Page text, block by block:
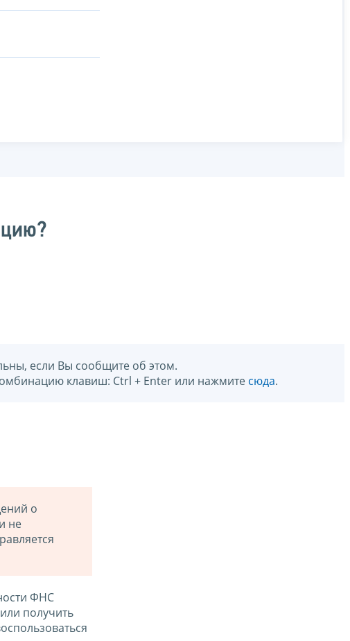
если Вы сообщите об этом.
клавиш: Ctrl + Enter или нажмите сюда.
о
не
ФНС
получить